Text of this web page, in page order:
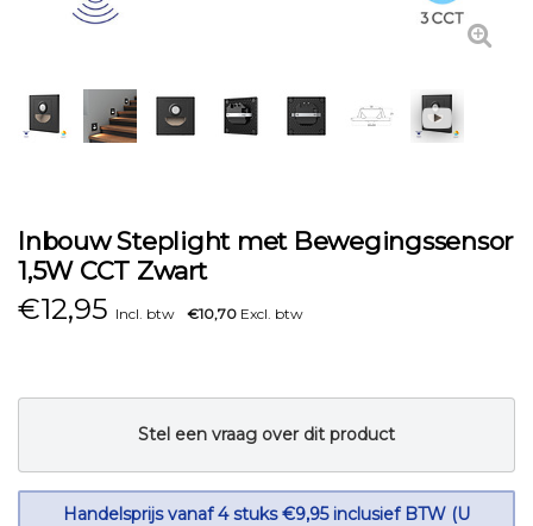
Inbouw Steplight met Bewegingssensor
1,5W CCT Zwart
€12,95 Incl. btw €10,70 Excl. btw
Stel een vraag over dit product
Handelsprijs vanaf 4 stuks €9,95 inclusief BTW (U